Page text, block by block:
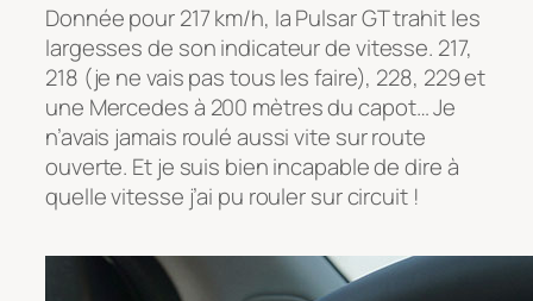
Donnée pour 217 km/h, la Pulsar GT trahit les
largesses de son indicateur de vitesse. 217,
218 (je ne vais pas tous les faire), 228, 229 et
une Mercedes à 200 mètres du capot… Je
n’avais jamais roulé aussi vite sur route
ouverte. Et je suis bien incapable de dire à
quelle vitesse j’ai pu rouler sur circuit !